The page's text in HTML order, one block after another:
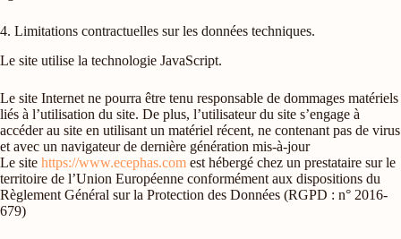
4. Limitations contractuelles sur les données techniques.
Le site utilise la technologie JavaScript.
Le site Internet ne pourra être tenu responsable de dommages matériels
liés à l’utilisation du site. De plus, l’utilisateur du site s’engage à
accéder au site en utilisant un matériel récent, ne contenant pas de virus
et avec un navigateur de dernière génération mis-à-jour
Le site https://www.ecephas.com est hébergé chez un prestataire sur le
territoire de l’Union Européenne conformément aux dispositions du
Règlement Général sur la Protection des Données (RGPD : n° 2016-
679)